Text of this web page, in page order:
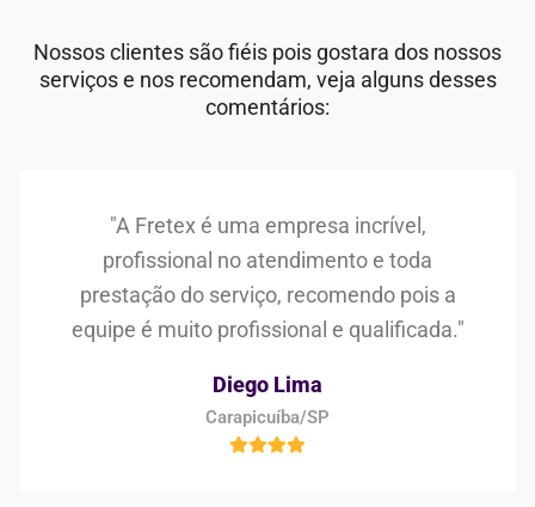
Nossos clientes são fiéis pois gostara dos nossos
serviços e nos recomendam, veja alguns desses
comentários:
"A Fretex é uma empresa incrível,
profissional no atendimento e toda
prestação do serviço, recomendo pois a
equipe é muito profissional e qualificada."
Diego Lima
Carapicuíba/SP